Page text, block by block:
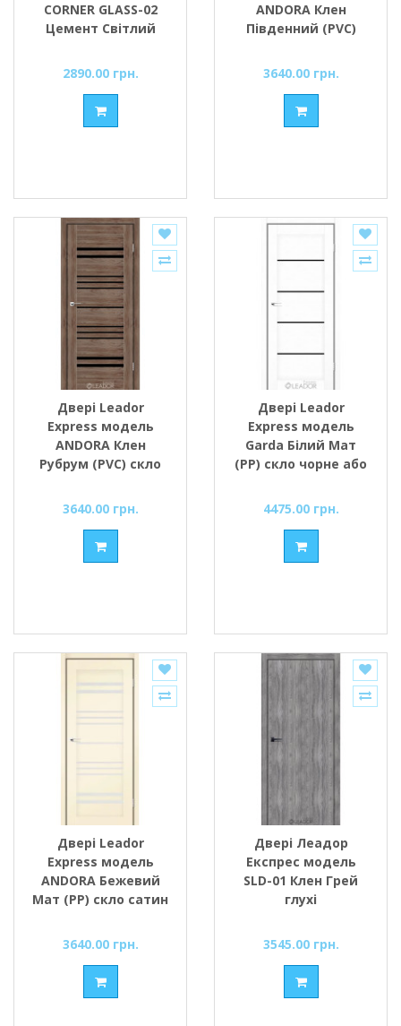
CORNER GLASS-02
Цемент Світлий
чорне
2890.00 грн.
ANDORA Клен
Південний (PVC)
сатин
3640.00 грн.
Двері Leador
Express модель
ANDORA Клен
Рубрум (PVC) скло
3640.00 грн.
Двері Leador
Express модель
Garda Білий Мат
(PP) скло чорне або
4475.00 грн.
Двері Leador
Express модель
ANDORA Бежевий
Мат (PP) скло сатин
3640.00 грн.
Двері Леадор
Експрес модель
SLD-01 Клен Грей
глухі
3545.00 грн.